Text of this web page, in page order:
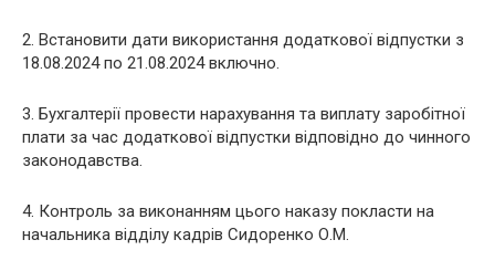
2. Встановити дати використання додаткової відпустки з
18.08.2024 по 21.08.2024 включно.
3. Бухгалтерії провести нарахування та виплату заробітної
плати за час додаткової відпустки відповідно до чинного
законодавства.
4. Контроль за виконанням цього наказу покласти на
начальника відділу кадрів Сидоренко О.М.